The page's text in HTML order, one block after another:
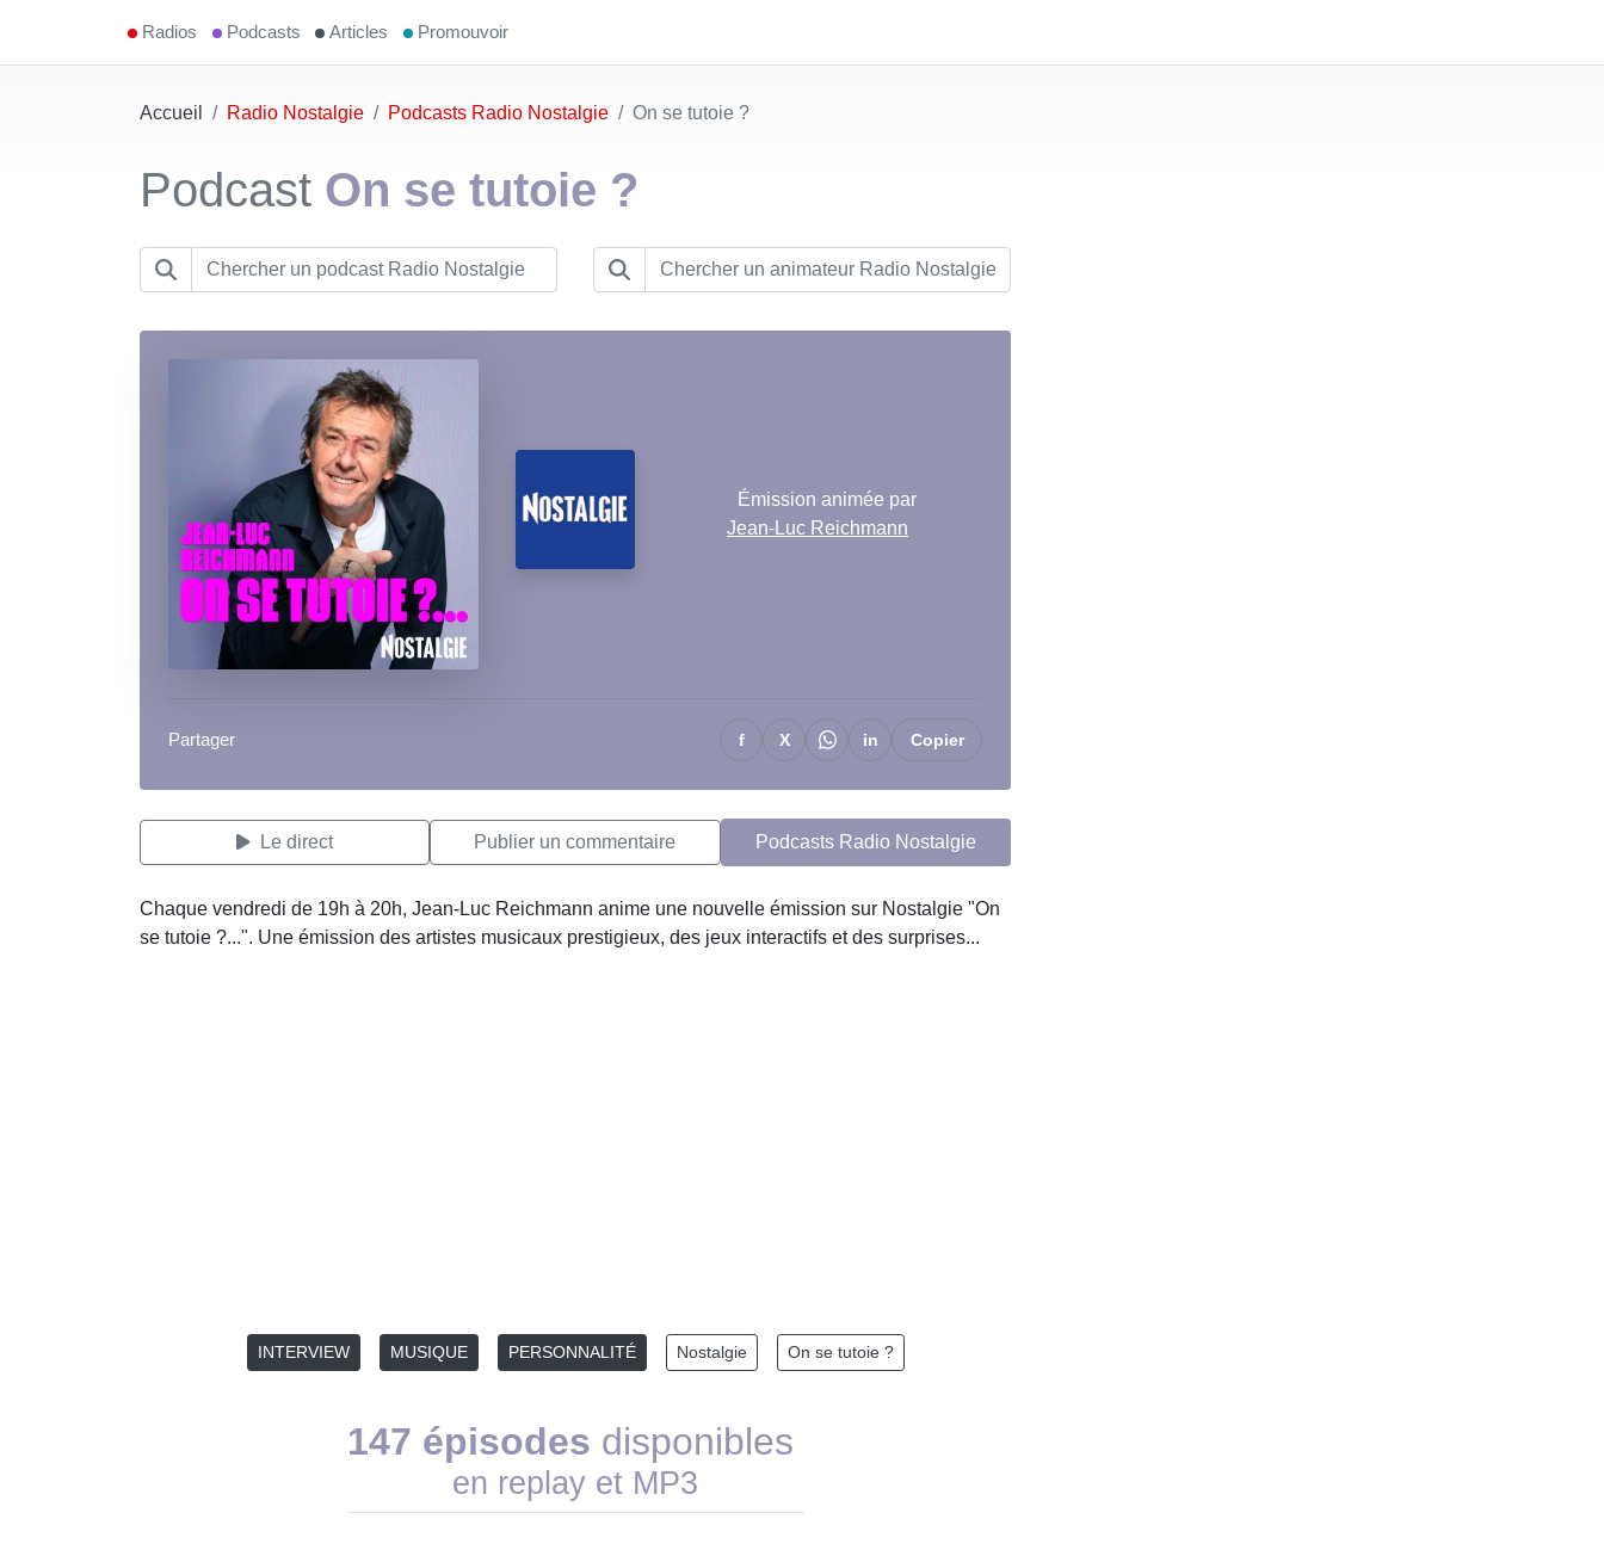
Radios Podcasts Articles Promouvoir
Accueil Radio Nostalgie Podcasts Radio Nostalgie On se tutoie ?
Podcast On se tutoie ?
Émission animée par
Jean-Luc Reichmann
Partager f X in Copier
Le direct Publier un commentaire Podcasts Radio Nostalgie
Chaque vendredi de 19h à 20h, Jean-Luc Reichmann anime une nouvelle émission sur Nostalgie "On
se tutoie ?...". Une émission des artistes musicaux prestigieux, des jeux interactifs et des surprises...
INTERVIEW MUSIQUE PERSONNALITÉ Nostalgie On se tutoie ?
147 épisodes disponibles
en replay et MP3